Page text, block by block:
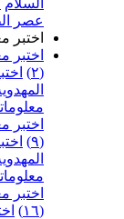
السفراء
مدعو
معلوماتك
معلوماتك
اختبر معلوماتك
اختبر
المهدوية (٦)
معلوماتك
اختبر معلوماتك
اختبر
المهدوية (١٣)
معلوماتك
اختبر معلوماتك